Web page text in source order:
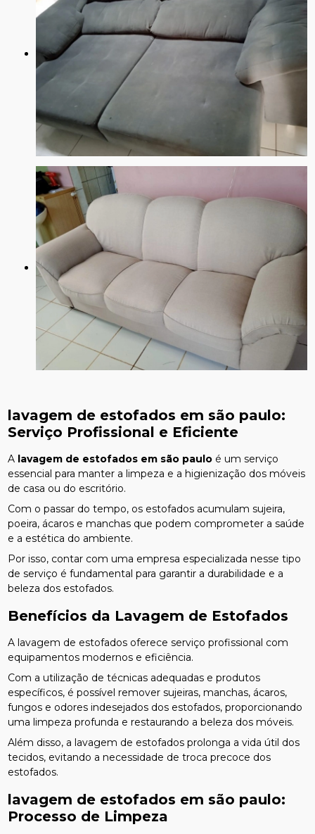
lavagem de estofados em são paulo:
Serviço Profissional e Eficiente
A lavagem de estofados em são paulo é um serviço
essencial para manter a limpeza e a higienização dos móveis
de casa ou do escritório.
Com o passar do tempo, os estofados acumulam sujeira,
poeira, ácaros e manchas que podem comprometer a saúde
e a estética do ambiente.
Por isso, contar com uma empresa especializada nesse tipo
de serviço é fundamental para garantir a durabilidade e a
beleza dos estofados.
Benefícios da Lavagem de Estofados
A lavagem de estofados oferece serviço profissional com
equipamentos modernos e eficiência.
Com a utilização de técnicas adequadas e produtos
específicos, é possível remover sujeiras, manchas, ácaros,
fungos e odores indesejados dos estofados, proporcionando
uma limpeza profunda e restaurando a beleza dos móveis.
Além disso, a lavagem de estofados prolonga a vida útil dos
tecidos, evitando a necessidade de troca precoce dos
estofados.
lavagem de estofados em são paulo:
Processo de Limpeza